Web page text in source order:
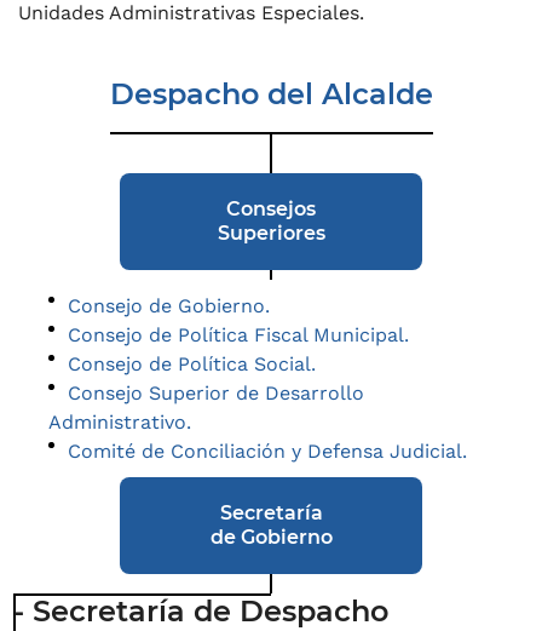
Unidades Administrativas Especiales.
Despacho del Alcalde
Secretaría
de Gobierno
Consejos
Superiores
Consejo de Gobierno.
Consejo de Política Fiscal Municipal.
Consejo de Política Social.
Consejo Superior de Desarrollo
Administrativo.
Comité de Conciliación y Defensa Judicial.
- Secretaría de Despacho